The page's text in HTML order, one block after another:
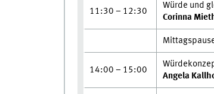
11:30 – 12:30
Würde und
Corinna
14:00 – 15:00
Angela